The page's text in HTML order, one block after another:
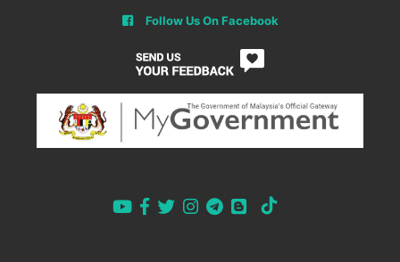
Follow Us On Facebook